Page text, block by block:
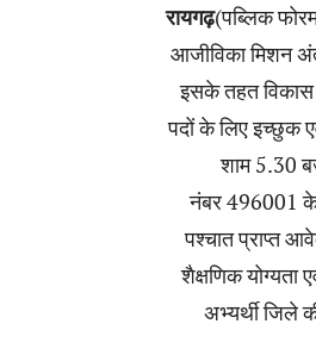
रायगढ़(पब्लिक
आजीविका मिशन
इसके तहत विकास
पदों के लिए इच्छुक
शाम 5.30
नंबर496001
पश्चात प्राप्त
शैक्षणिक
अभ्यर्थी जिले